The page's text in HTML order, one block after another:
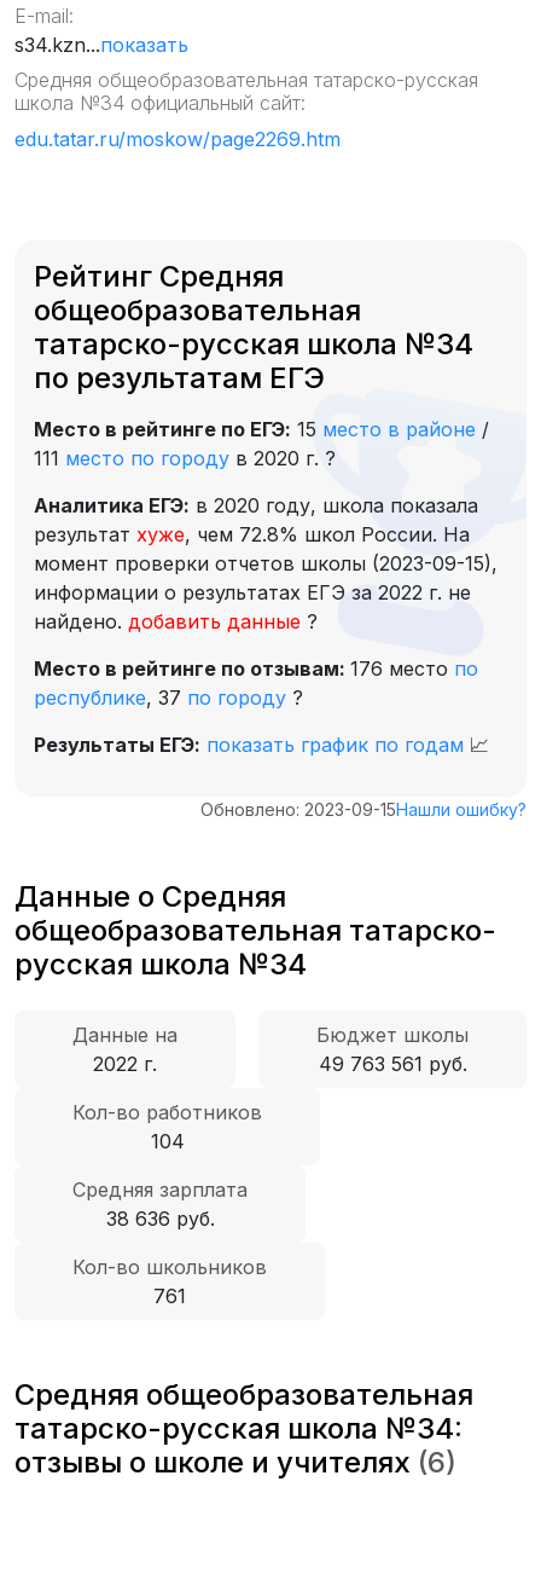
E-mail:
s34.kzn...показать
Средняя общеобразовательная татарско-русская
школа №34 официальный сайт:
edu.tatar.ru/moskow/page2269.htm
Рейтинг Средняя
общеобразовательная
татарско-русская школа №34
по результатам ЕГЭ
Место в рейтинге по ЕГЭ: 15 место в районе /
111 место по городу в 2020 г. ?
Аналитика ЕГЭ: в 2020 году, школа показала
результат хуже, чем 72.8% школ России. На
момент проверки отчетов школы (2023-09-15),
информации о результатах ЕГЭ за 2022 г. не
найдено. добавить данные ?
Место в рейтинге по отзывам: 176 место по
республике, 37 по городу ?
Результаты ЕГЭ: показать график по годам 📈
Обновлено: 2023-09-15Нашли ошибку?
Данные о Средняя
общеобразовательная татарско-
русская школа №34
Данные на
2022 г.
Бюджет школы
49 763 561 руб.
Кол-во работников
104
Средняя зарплата
38 636 руб.
Кол-во школьников
761
Средняя общеобразовательная
татарско-русская школа №34:
отзывы о школе и учителях (6)